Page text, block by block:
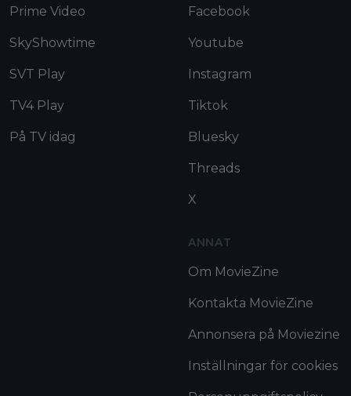
Prime Video
SkyShowtime
SVT Play
TV4 Play
På TV idag
Facebook
Youtube
Instagram
Tiktok
Bluesky
Threads
X
ANNAT
Om MovieZine
Kontakta MovieZine
Annonsera på Moviezine
Inställningar för cookies